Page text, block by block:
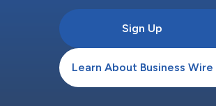
Sign Up
Learn About Business Wire